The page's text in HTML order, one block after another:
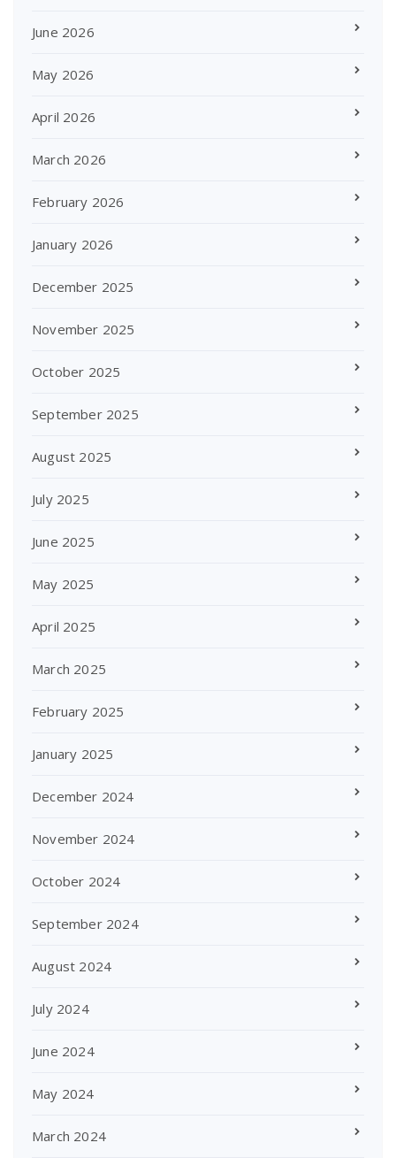
June 2026
May 2026
April 2026
March 2026
February 2026
January 2026
December 2025
November 2025
October 2025
September 2025
August 2025
July 2025
June 2025
May 2025
April 2025
March 2025
February 2025
January 2025
December 2024
November 2024
October 2024
September 2024
August 2024
July 2024
June 2024
May 2024
March 2024